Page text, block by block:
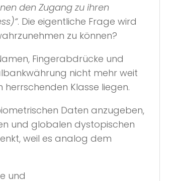
den Zugang zu ihren
. Die eigentliche Frage wird
zu können?
Fingerabdrücke und
nicht mehr weit
Klasse liegen.
Daten anzugeben,
und globalen dystopischen
weil es analog dem
und